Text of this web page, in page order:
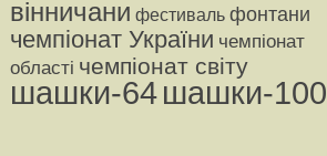
вінничани фестиваль фонтани
чемпіонат України чемпіонат
області чемпіонат світу
шашки-64шашки-100